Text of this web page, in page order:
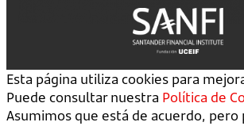
Esta página utiliza cookies para
Puede consultar nuestra Política de
Asumimos que está de acuerdo, pero